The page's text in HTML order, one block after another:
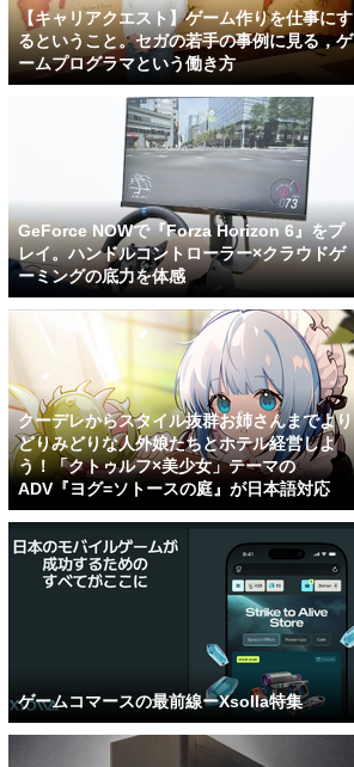
【キャリアクエスト】ゲーム作りを仕事にす
るということ。セガの若手の事例に見る，ゲ
ームプログラマという働き方
GeForce NOWで『Forza Horizon 6』をプ
レイ。ハンドルコントローラー×クラウドゲ
ーミングの底力を体感
クーデレからスタイル抜群お姉さんまでより
どりみどりな人外娘たちとホテル経営しよ
う！「クトゥルフ×美少女」テーマの
ADV『ヨグ=ソトースの庭』が日本語対応
ゲームコマースの最前線ーXsolla特集